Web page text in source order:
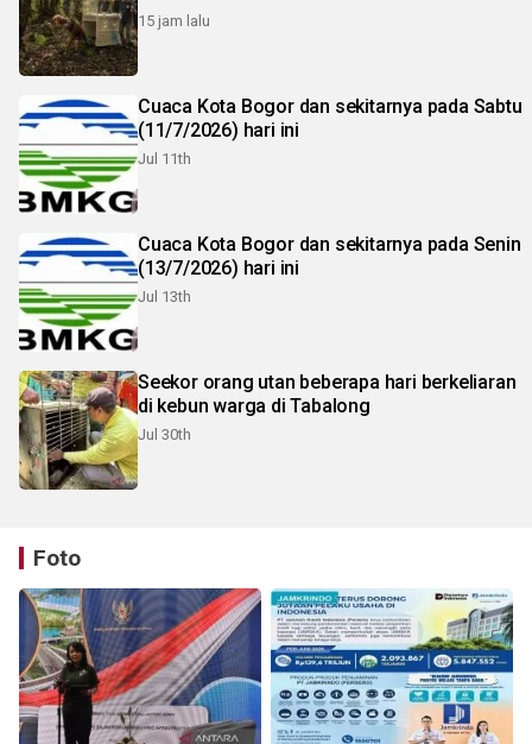
15 jam lalu
Cuaca Kota Bogor dan sekitarnya pada Sabtu
(11/7/2026) hari ini
Jul 11th
Cuaca Kota Bogor dan sekitarnya pada Senin
(13/7/2026) hari ini
Jul 13th
Seekor orang utan beberapa hari berkeliaran
di kebun warga di Tabalong
Jul 30th
Foto